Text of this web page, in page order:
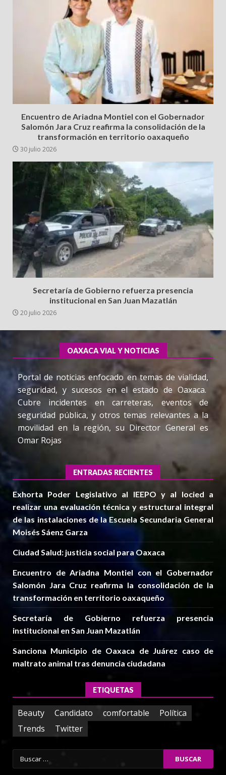
Encuentro de Ariadna Montiel con el Gobernador
Salomón Jara Cruz reafirma la consolidación de la
transformación en territorio oaxaqueño
30 julio 2026
Secretaría de Gobierno refuerza presencia
institucional en San Juan Mazatlán
20 julio 2026
OAXACA VIAL Y NOTICIAS
Portal de noticias enfocado en temas de vialidad,
seguridad, y sucesos en el estado de Oaxaca.
Cubre incidentes en carreteras, eventos de
seguridad pública, y otros temas relevantes a la
movilidad en la región, su Director General es
Omar Rojas
ENTRADAS RECIENTES
Exhorta Poder Legislativo al IEEPO y al Iocied a
realizar una evaluación técnica y estructural integral
de las instalaciones de la Escuela Secundaria General
Moisés Sáenz Garza
Ciudad Salud: justicia social para Oaxaca
Encuentro de Ariadna Montiel con el Gobernador
Salomón Jara Cruz reafirma la consolidación de la
transformación en territorio oaxaqueño
Secretaría de Gobierno refuerza presencia
institucional en San Juan Mazatlán
Sanciona Municipio de Oaxaca de Juárez caso de
maltrato animal tras denuncia ciudadana
ETIQUETAS
Beauty Candidato comfortable
Política
Trends
Twitter
Buscar: